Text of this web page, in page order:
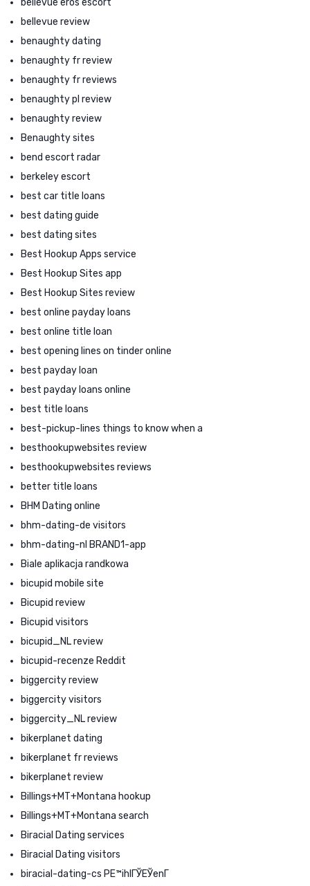
bellevue review
benaughty dating
benaughty fr review
benaughty fr reviews
benaughty pl review
benaughty review
Benaughty sites
bend escort radar
berkeley escort
best car title loans
best dating guide
best dating sites
Best Hookup Apps service
Best Hookup Sites app
Best Hookup Sites review
best online payday loans
best online title loan
best opening lines on tinder online
best payday loan
best payday loans online
best title loans
best-pickup-lines things to know when a
besthookupwebsites review
besthookupwebsites reviews
better title loans
BHM Dating online
bhm-dating-de visitors
bhm-dating-nl BRAND1-app
Biale aplikacja randkowa
bicupid mobile site
Bicupid review
Bicupid visitors
bicupid_NL review
bicupid-recenze Reddit
biggercity review
biggercity visitors
biggercity_NL review
bikerplanet dating
bikerplanet fr reviews
bikerplanet review
Billings+MT+Montana hookup
Billings+MT+Montana search
Biracial Dating services
Biracial Dating visitors
biracial-dating-cs PЕ™ihlГЎЕЎenГ­